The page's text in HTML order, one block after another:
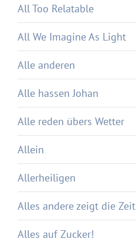
All Too Relatable
All We Imagine As Light
Alle anderen
Alle hassen Johan
Alle reden übers Wetter
Allein
Allerheiligen
Alles andere zeigt die Zeit
Alles auf Zucker!